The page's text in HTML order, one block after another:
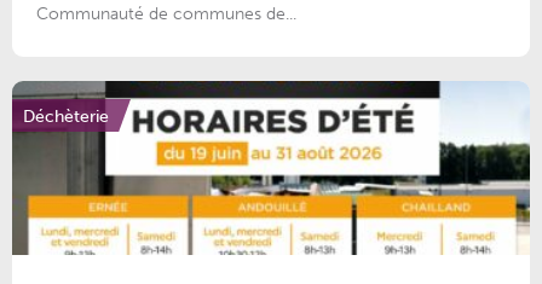
Communauté de communes de...
Déchèterie